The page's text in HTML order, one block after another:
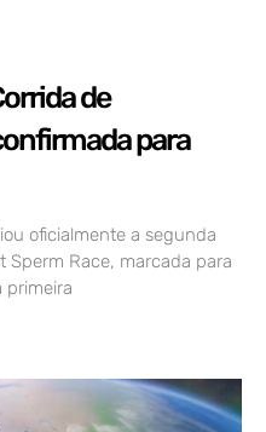
de
para
oficialmente a segunda
Sperm Race, marcada para
primeira